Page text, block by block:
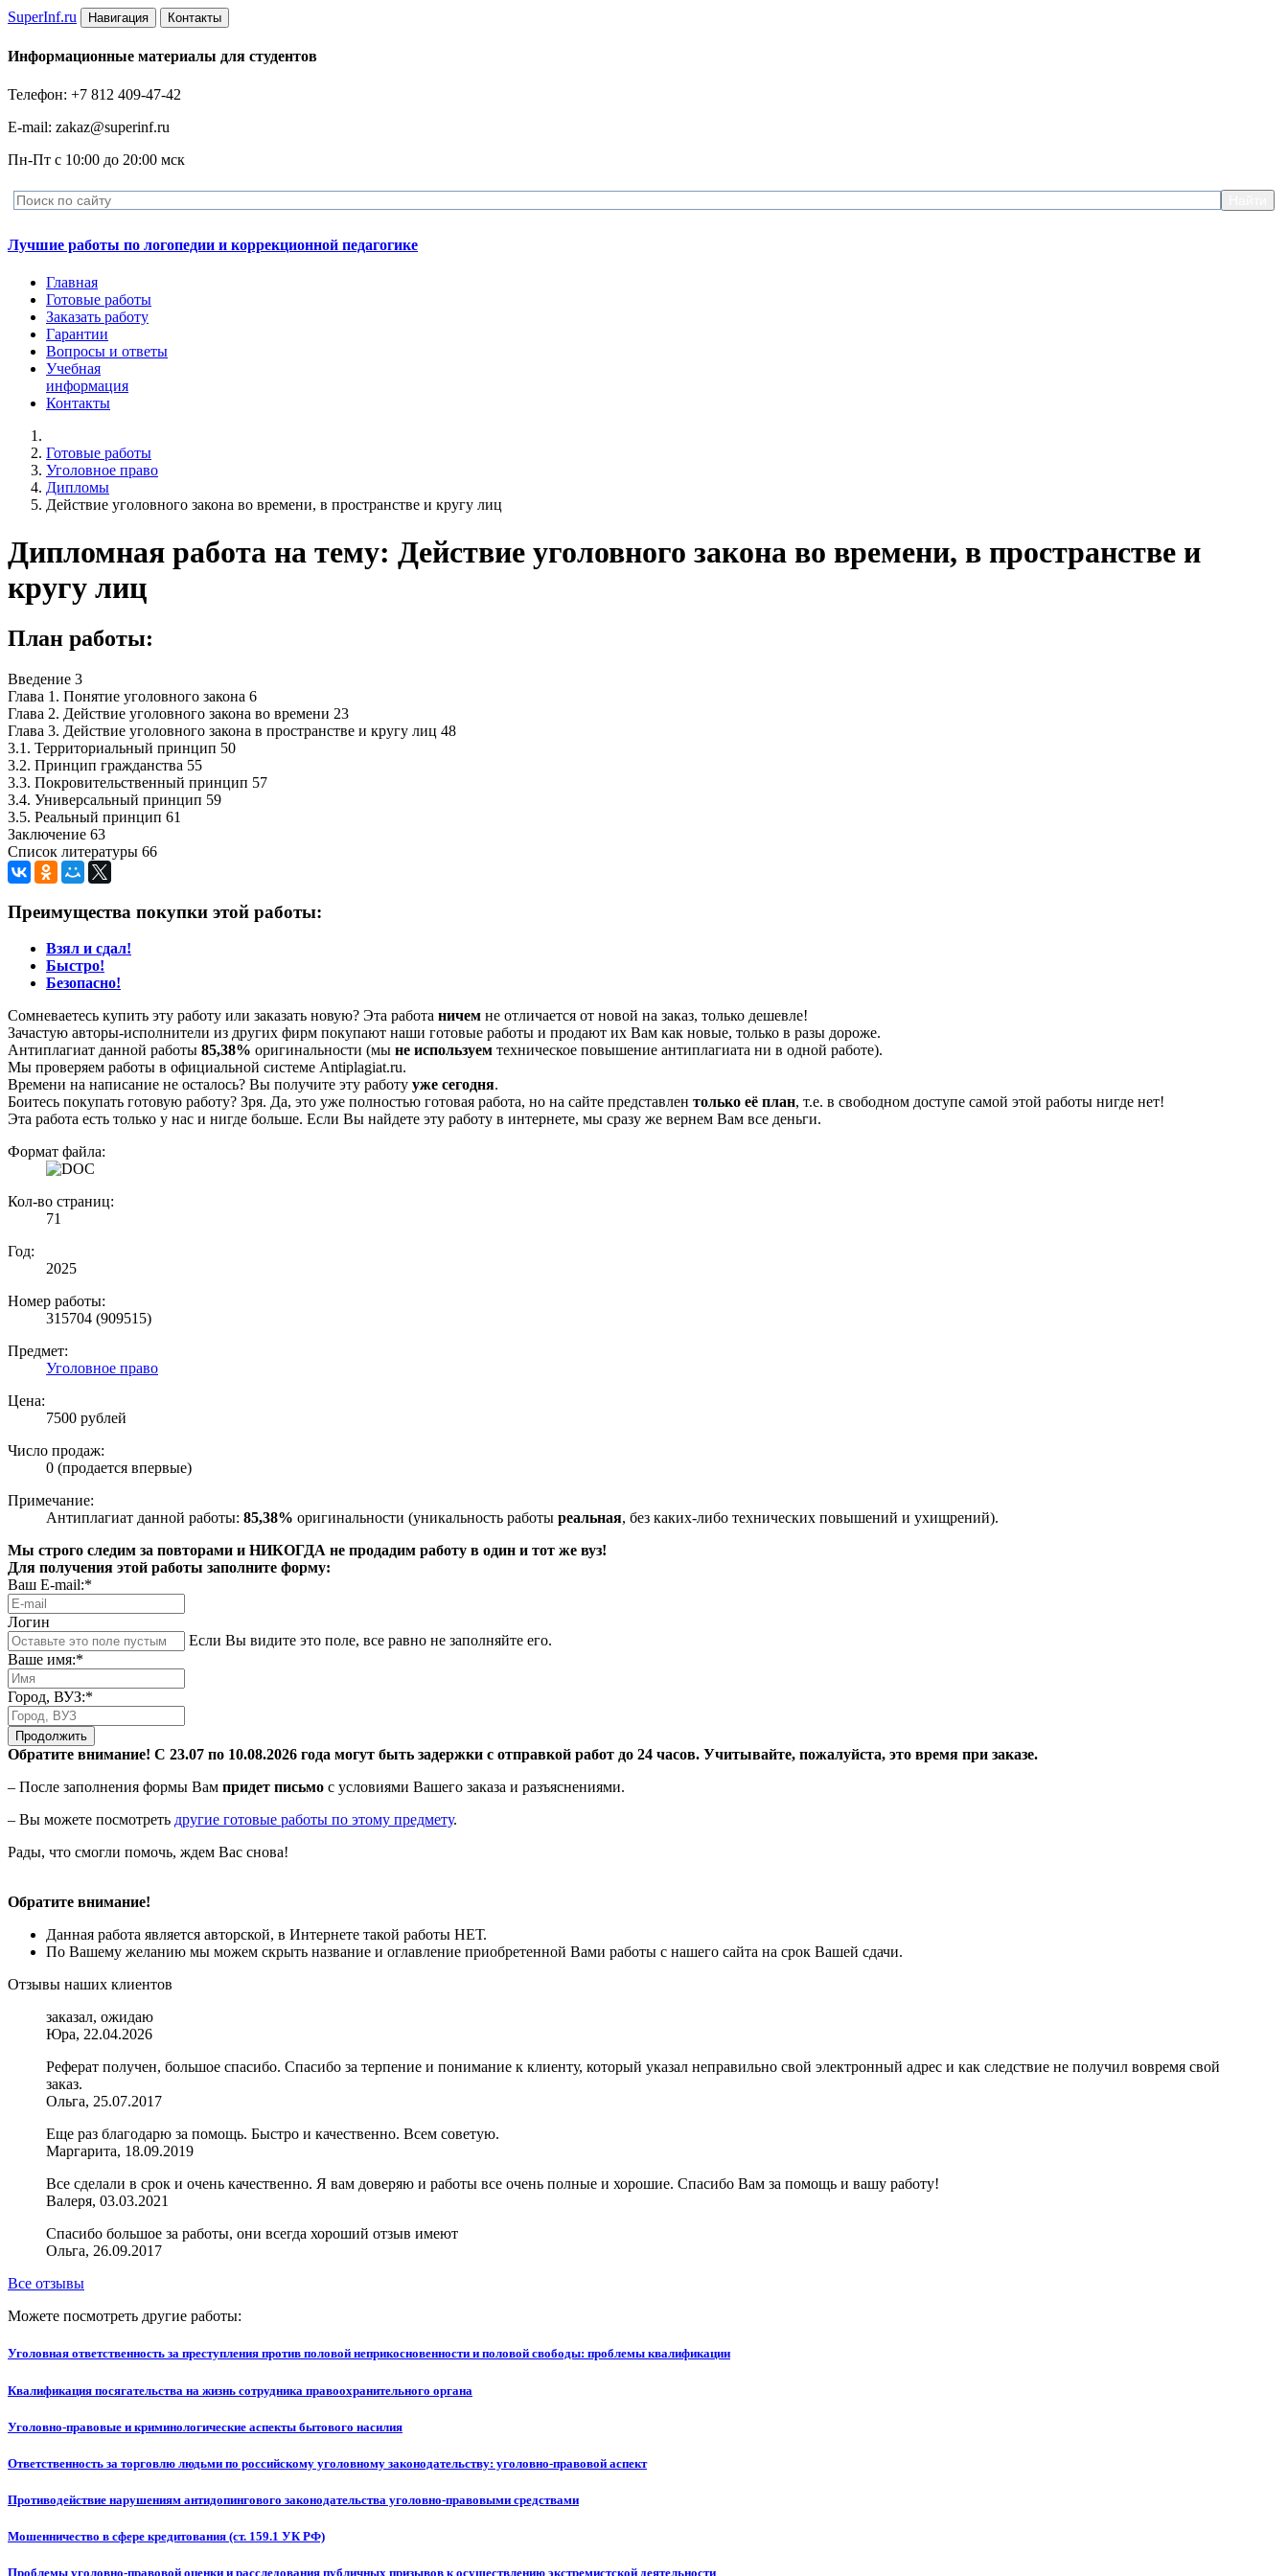
SuperInf.ru Навигация Контакты
Информационные материалы для студентов
Телефон: +7 812 409-47-42
E-mail: zakaz@superinf.ru
Пн-Пт с 10:00 до 20:00 мск
Лучшие работы по логопедии и коррекционной педагогике
Главная
Готовые работы
Заказать работу
Гарантии
Вопросы и ответы
Учебная
информация
Контакты
Готовые работы
Уголовное право
Дипломы
Действие уголовного закона во времени, в пространстве и кругу лиц
Дипломная работа на тему: Действие уголовного закона во времени, в пространстве и
кругу лиц
План работы:
Введение 3
Глава 1. Понятие уголовного закона 6
Глава 2. Действие уголовного закона во времени 23
Глава 3. Действие уголовного закона в пространстве и кругу лиц 48
3.1. Территориальный принцип 50
3.2. Принцип гражданства 55
3.3. Покровительственный принцип 57
3.4. Универсальный принцип 59
3.5. Реальный принцип 61
Заключение 63
Список литературы 66
Преимущества покупки этой работы:
Взял и сдал!
Быстро!
Безопасно!
Сомневаетесь купить эту работу или заказать новую? Эта работа ничем не отличается от новой на заказ, только дешевле!
Зачастую авторы-исполнители из других фирм покупают наши готовые работы и продают их Вам как новые, только в разы дороже.
Антиплагиат данной работы 85,38% оригинальности (мы не используем техническое повышение антиплагиата ни в одной работе).
Мы проверяем работы в официальной системе Аntiplagiat.ru.
Времени на написание не осталось? Вы получите эту работу уже сегодня.
Боитесь покупать готовую работу? Зря. Да, это уже полностью готовая работа, но на сайте представлен только её план, т.е. в свободном доступе самой этой работы нигде нет!
Эта работа есть только у нас и нигде больше. Если Вы найдете эту работу в интернете, мы сразу же вернем Вам все деньги.
Формат файла:
Кол-во страниц:
71
Год:
2025
Номер работы:
315704 (909515)
Предмет:
Уголовное право
Цена:
7500 рублей
Число продаж:
0 (продается впервые)
Примечание:
Антиплагиат данной работы: 85,38% оригинальности (уникальность работы реальная, без каких-либо технических повышений и ухищрений).
Мы строго следим за повторами и НИКОГДА не продадим работу в один и тот же вуз!
Для получения этой работы заполните форму:
Ваш E-mail:*
Логин
Если Вы видите это поле, все равно не заполняйте его.
Ваше имя:*
Город, ВУЗ:*
Продолжить
Обратите внимание! С 23.07 по 10.08.2026 года могут быть задержки с отправкой работ до 24 часов. Учитывайте, пожалуйста, это время при заказе.
– После заполнения формы Вам придет письмо с условиями Вашего заказа и разъяснениями.
– Вы можете посмотреть другие готовые работы по этому предмету.
Рады, что смогли помочь, ждем Вас снова!
Обратите внимание!
Данная работа является авторской, в Интернете такой работы НЕТ.
По Вашему желанию мы можем скрыть название и оглавление приобретенной Вами работы с нашего сайта на срок Вашей сдачи.
Отзывы наших клиентов
заказал, ожидаю
Юра, 22.04.2026
Реферат получен, большое спасибо. Спасибо за терпение и понимание к клиенту, который указал неправильно свой электронный адрес и как следствие не получил вовремя свой
заказ.
Ольга, 25.07.2017
Еще раз благодарю за помощь. Быстро и качественно. Всем советую.
Маргарита, 18.09.2019
Все сделали в срок и очень качественно. Я вам доверяю и работы все очень полные и хорошие. Спасибо Вам за помощь и вашу работу!
Валеря, 03.03.2021
Спасибо большое за работы, они всегда хороший отзыв имеют
Ольга, 26.09.2017
Все отзывы
Можете посмотреть другие работы:
Уголовная ответственность за преступления против половой неприкосновенности и половой свободы: проблемы квалификации
Квалификация посягательства на жизнь сотрудника правоохранительного органа
Уголовно-правовые и криминологические аспекты бытового насилия
Ответственность за торговлю людьми по российскому уголовному законодательству: уголовно-правовой аспект
Противодействие нарушениям антидопингового законодательства уголовно-правовыми средствами
Мошенничество в сфере кредитования (ст. 159.1 УК РФ)
Проблемы уголовно-правовой оценки и расследования публичных призывов к осуществлению экстремистской деятельности